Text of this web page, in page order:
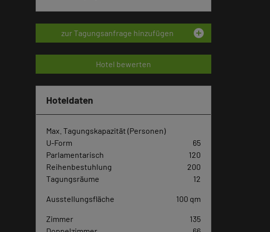
zur Tagungsanfrage hinzufügen add_circle
Hotel bewerten
Hoteldaten
Max. Tagungskapazität (Personen)
U-Form
65
Parlamentarisch
120
Reihenbestuhlung
200
Tagungsräume
12
Ausstellungsfläche 100 qm
Zimmer
135